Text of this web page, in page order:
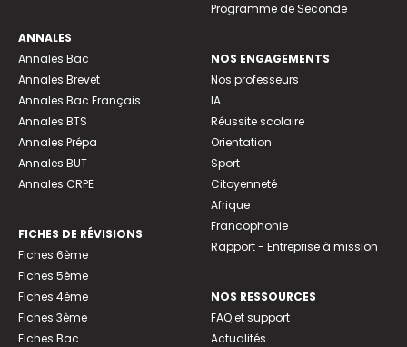
ANNALES
Annales Bac
Annales Brevet
Annales Bac Français
Annales BTS
Annales Prépa
Annales BUT
Annales CRPE
FICHES DE RÉVISIONS
Fiches 6ème
Fiches 5ème
Fiches 4ème
Fiches 3ème
Fiches Bac
Programme de Seconde
NOS ENGAGEMENTS
Nos professeurs
IA
Réussite scolaire
Orientation
Sport
Citoyenneté
Afrique
Francophonie
Rapport - Entreprise à mission
NOS RESSOURCES
FAQ et support
Actualités